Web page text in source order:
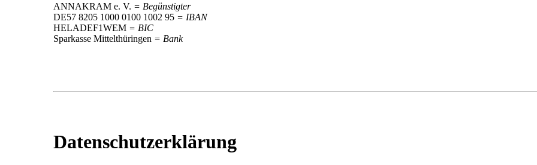
ANNAKRAM e. V. = Begünstigter
DE57 8205 1000 0100 1002 95 = IBAN
HELADEF1WEM = BIC
Sparkasse Mittelthüringen = Bank
Datenschutzerklärung